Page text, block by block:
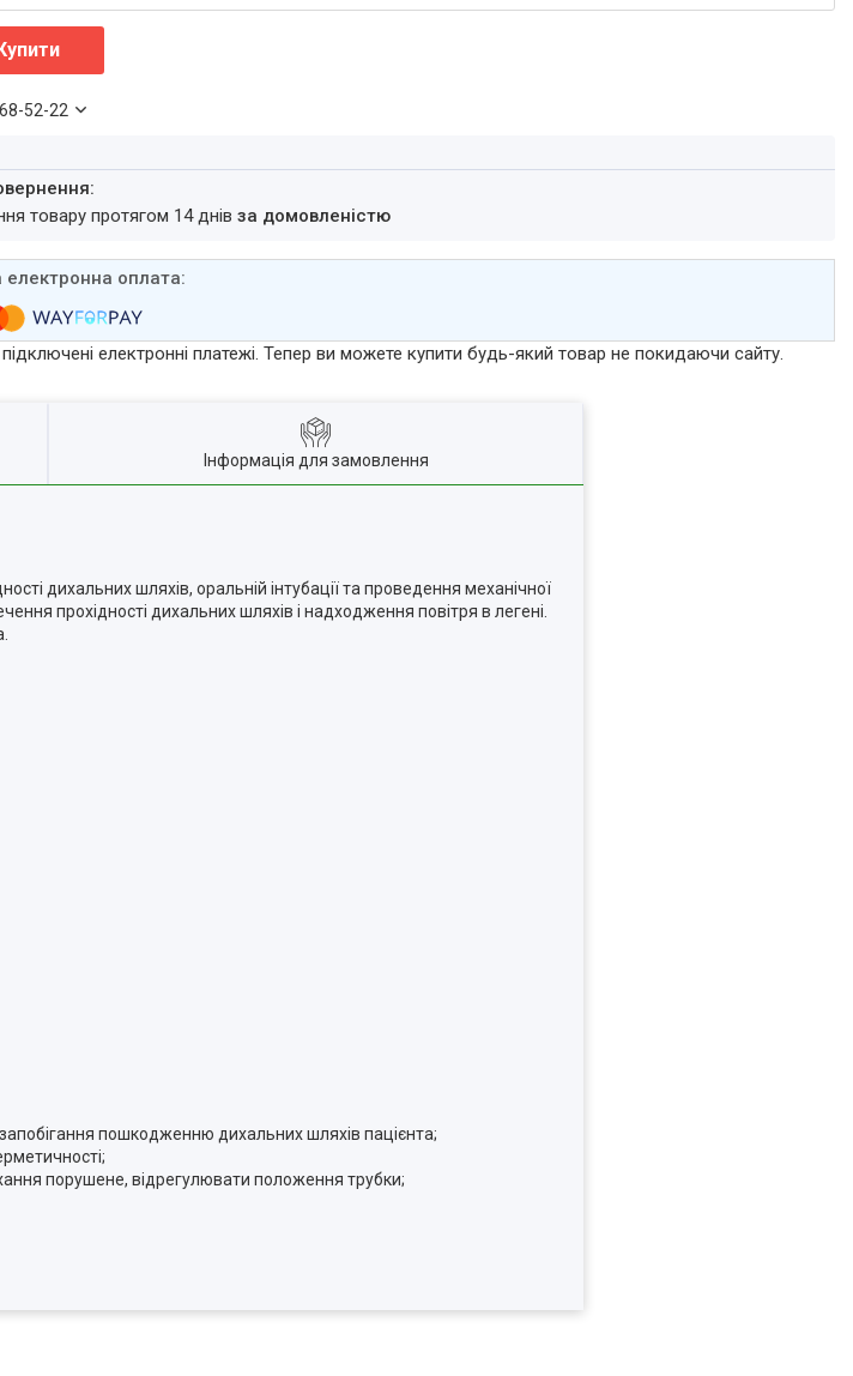
52-22
товару протягом 14 днівза домовленістю
підключені електронні платежі. Тепер ви можете купити будь-який товар не покидаючи сайту.
Інформація для замовлення
дихальних шляхів, оральній інтубації та проведення механічної
прохідності дихальних шляхів і надходження повітря в легені.
пошкодженню дихальних шляхів пацієнта;
порушене, відрегулювати положення трубки;